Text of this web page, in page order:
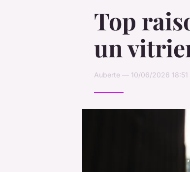
Top
un
Auberte — 10/06/2026